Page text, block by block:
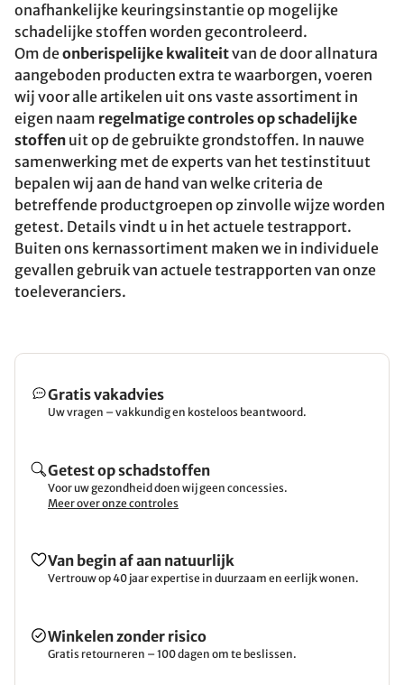
onafhankelijke keuringsinstantie op mogelijke
schadelijke stoffen worden gecontroleerd.
Om deonberispelijke kwaliteitvan de door allnatura
aangeboden producten extra te waarborgen, voeren
wij voor alle artikelen uit ons vaste assortiment in
eigen naam regelmatige controles op schadelijke
stoffen uit op de gebruikte grondstoffen. In nauwe
samenwerking met de experts van het testinstituut
bepalen wij aan de hand van welke criteria de
betreffende productgroepen op zinvolle wijze worden
getest. Details vindt u in het actuele testrapport.
Buiten ons kernassortiment maken we in individuele
gevallen gebruik van actuele testrapporten van onze
toeleveranciers.
Gratis vakadvies
Uw vragen – vakkundig en kosteloos beantwoord.
Getest op schadstoffen
Voor uw gezondheid doen wij geen concessies.
Meer over onze controles
Van begin af aan natuurlijk
Vertrouw op 40 jaar expertise in duurzaam en eerlijk wonen.
Winkelen zonder risico
Gratis retourneren – 100 dagen om te beslissen.